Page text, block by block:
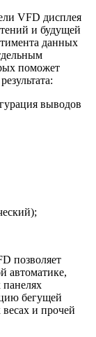
VFD дисплея
и будущей
данных
поможет
выводов
позволяет
автоматике,
бегущей
весах и прочей